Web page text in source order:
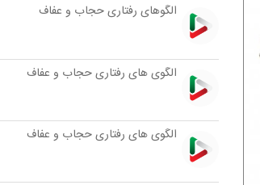
الگوهای رفتاری حجاب و عفاف
الگوی های رفتاری حجاب و عفاف
الگوی های رفتاری حجاب و عفاف